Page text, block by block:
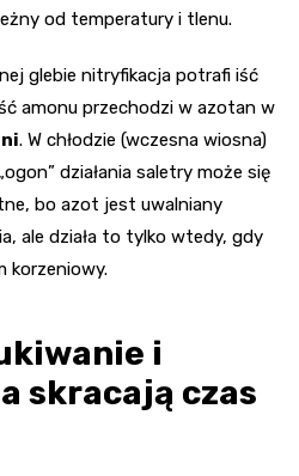
od temperatury i tlenu.
glebie nitryfikacja potrafi iść
amonu przechodzi w azotan w
. W chłodzie (wczesna wiosna)
działania saletry może się
bo azot jest uwalniany
ale działa to tylko wtedy, gdy
korzeniowy.
i
skracają czas